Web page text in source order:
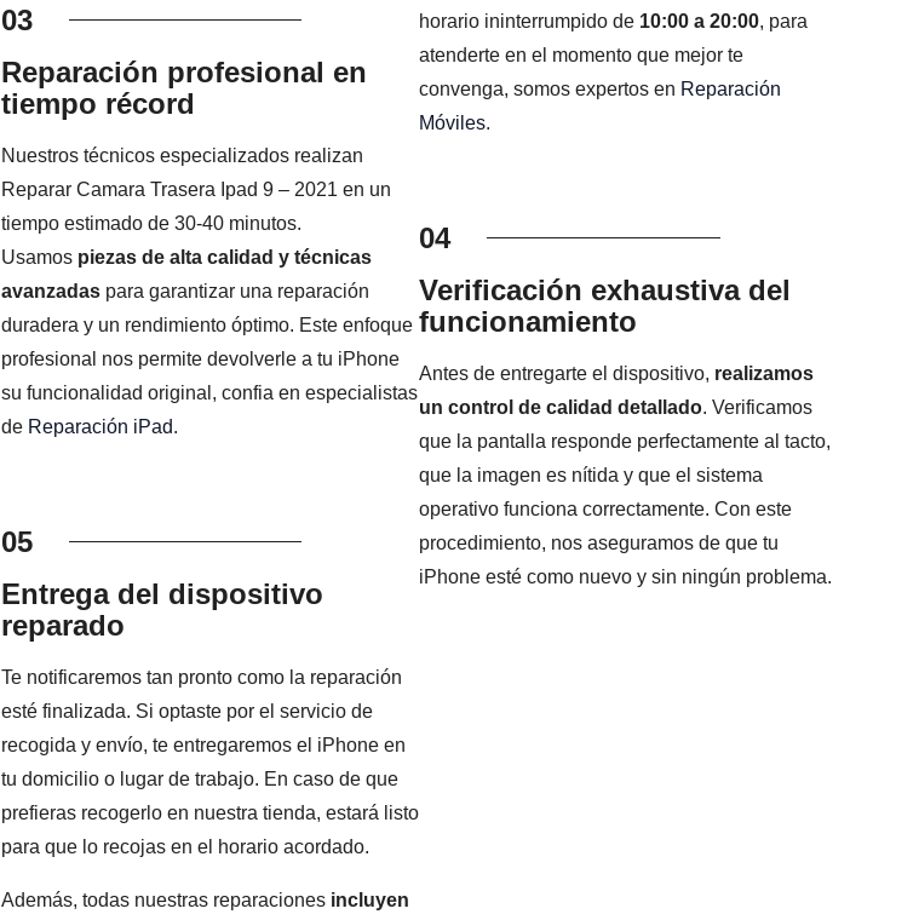
03
Reparación profesional en
tiempo récord
Nuestros técnicos especializados realizan
Reparar Camara Trasera Ipad 9 – 2021 en un
tiempo estimado de 30-40 minutos.
Usamos piezas de alta calidad y técnicas
avanzadaspara garantizar una reparación
duradera y un rendimiento óptimo. Este enfoque
profesional nos permite devolverle a tu iPhone
su funcionalidad original, confia en especialistas
de Reparación iPad.
05
Entrega del dispositivo
reparado
Te notificaremos tan pronto como la reparación
esté finalizada. Si optaste por el servicio de
recogida y envío, te entregaremos el iPhone en
tu domicilio o lugar de trabajo. En caso de que
prefieras recogerlo en nuestra tienda, estará listo
para que lo recojas en el horario acordado.
Además, todas nuestras reparaciones incluyen
horario ininterrumpido de 10:00 a 20:00, para
atenderte en el momento que mejor te
convenga, somos expertos en Reparación
Móviles.
04
Verificación exhaustiva del
funcionamiento
Antes de entregarte el dispositivo, realizamos
un control de calidad detallado. Verificamos
que la pantalla responde perfectamente al tacto,
que la imagen es nítida y que el sistema
operativo funciona correctamente. Con este
procedimiento, nos aseguramos de que tu
iPhone esté como nuevo y sin ningún problema.